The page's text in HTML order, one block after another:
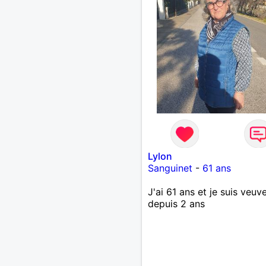
Lylon
Sanguinet - 61 ans
J'ai 61 ans et je suis
depuis 2 ans